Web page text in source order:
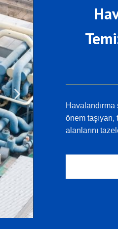
önem taşıyan,
alanlarını